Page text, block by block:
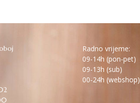
Radno vrijeme:
09-14h (pon-pet)
09-13h (sub)
00-24h (webshop)